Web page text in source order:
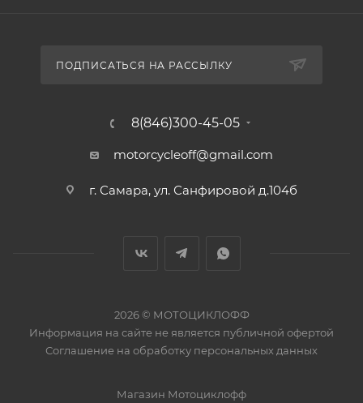
ПОДПИСАТЬСЯ НА РАССЫЛКУ
8(846)300-45-05
motorcycleoff@gmail.com
г. Самара, ул. Санфировой д.104б
2026 © МОТОЦИКЛОФФ
Информация на сайте не является публичной офертой
Соглашение на обработку персональных данных
Магазин Мотоциклофф